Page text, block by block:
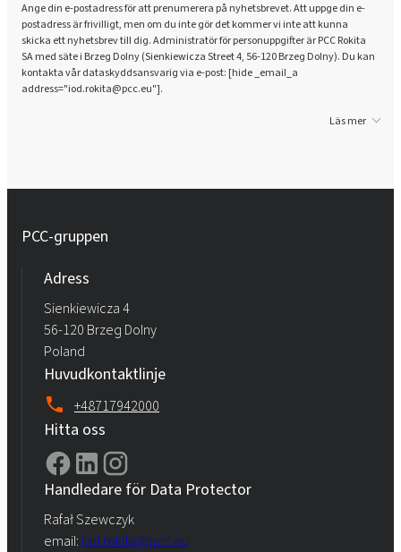
Ange din e-postadress för att prenumerera på nyhetsbrevet. Att uppge din e-
postadress är frivilligt, men om du inte gör det kommer vi inte att kunna
skicka ett nyhetsbrev till dig. Administratör för personuppgifter är PCC Rokita
SA med säte i Brzeg Dolny (Sienkiewicza Street 4, 56-120 Brzeg Dolny). Du kan
kontakta vår dataskyddsansvarig via e-post: [hide _email_a
address="iod.rokita@pcc.eu"].
Läs mer
PCC-gruppen
Adress
Sienkiewicza 4
56-120 Brzeg Dolny
Poland
Huvudkontaktlinje
+48717942000
Hitta oss
Handledare för Data Protector
Rafał Szewczyk
email: iod.rokita@pcc.eu